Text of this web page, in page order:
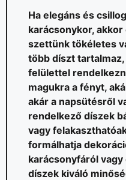
Ha elegáns és
karácsonykor,
szettünk tökéletes
több díszt
felülettel
magukra a fényt,
akár a napsütésről
rendelkező díszek
vagy
formálhatja
karácsonyfáról
díszek kiváló